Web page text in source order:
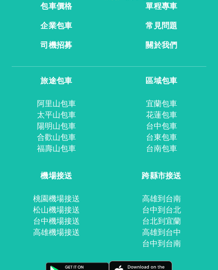
包車價格
單程專車
企業包車
常見問題
司機招募
關於我們
旅途包車
阿里山包車
太平山包車
陽明山包車
合歡山包車
福壽山包車
區域包車
宜蘭包車
花蓮包車
台中包車
台東包車
台南包車
機場接送
桃園機場接送
松山機場接送
台中機場接送
高雄機場接送
跨縣市接送
高雄到台南
台中到台北
台北到宜蘭
高雄到台中
台中到台南